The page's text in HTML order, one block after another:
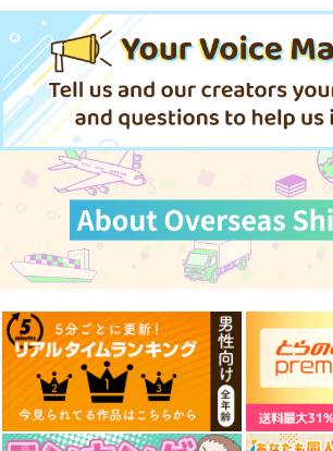
ボルドーの丘
さとーふぁみりあ
4,950 （税込）
サンプル
作品詳細
てふや食堂のジャスミ
ンライス
787 （税込）
サンプル
作品詳細
知る
ふゅーじょんぷろだく
と
770 円（税込）
サンプル
作品詳細
ふゅーじょんぷろだく
と
（税込）